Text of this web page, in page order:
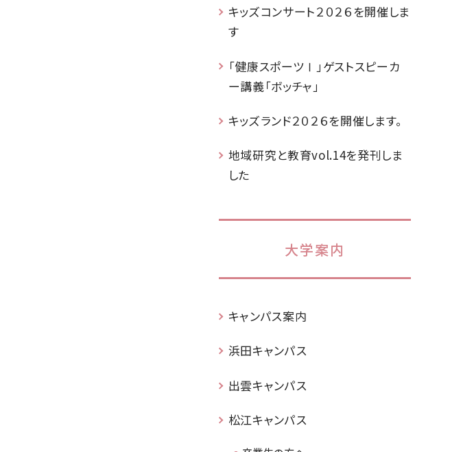
キッズコンサート２０２６を開催しま
す
「健康スポーツⅠ」ゲストスピーカ
ー講義「ボッチャ」
キッズランド２０２６を開催します。
地域研究と教育vol.14を発刊しま
した
大学案内
キャンパス案内
浜田キャンパス
出雲キャンパス
松江キャンパス